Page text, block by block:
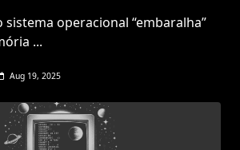
sistema operacional “embaralha”
...
Aug 19, 2025